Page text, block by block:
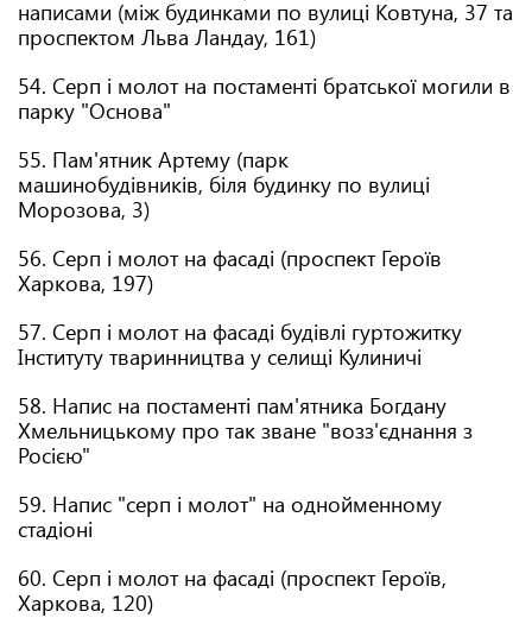
написами (між будинками по вулиці Ковтуна, 37 та
проспектом Льва Ландау, 161)
54. Серп і молот на постаменті братської могили в
парку "Основа"
55. Пам'ятник Артему (парк
машинобудівників, біля будинку по вулиці
Морозова, 3)
56. Серп і молот на фасаді (проспект Героїв
Харкова, 197)
57. Серп і молот на фасаді будівлі гуртожитку
Інституту тваринництва у селищі Кулиничі
58. Напис на постаменті пам'ятника Богдану
Хмельницькому про так зване "возз'єднання з
Росією"
59. Напис "серп і молот" на однойменному
стадіоні
60. Серп і молот на фасаді (проспект Героїв,
Харкова, 120)